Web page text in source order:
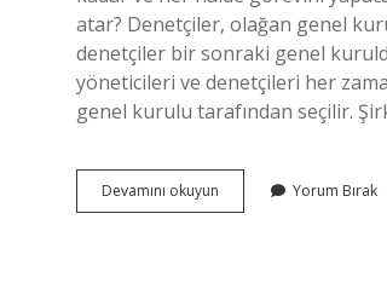
atar? Denetçiler, olağan genel
denetçiler bir sonraki genel
yöneticileri ve denetçileri her
genel kurulu tarafından seçilir.
Devamını okuyun Denetçileri
Kim
Yorum Bırak